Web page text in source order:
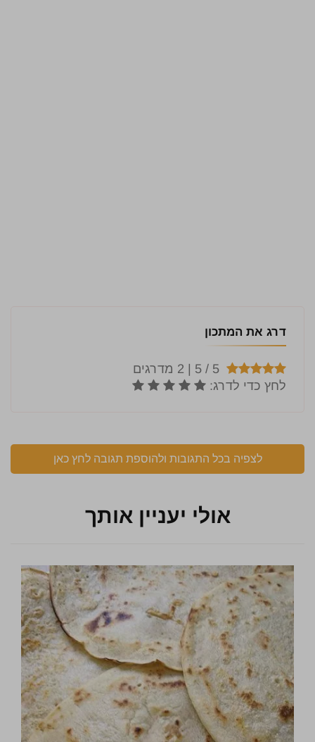
דרג את המתכון
לצפיה בכל התגובות ולהוספת תגובה לחץ כאן
אולי יעניין אותך